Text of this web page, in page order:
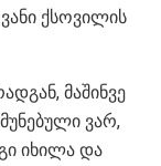
ქსოვილის
მაშინვე
ვარ,
იხილა და